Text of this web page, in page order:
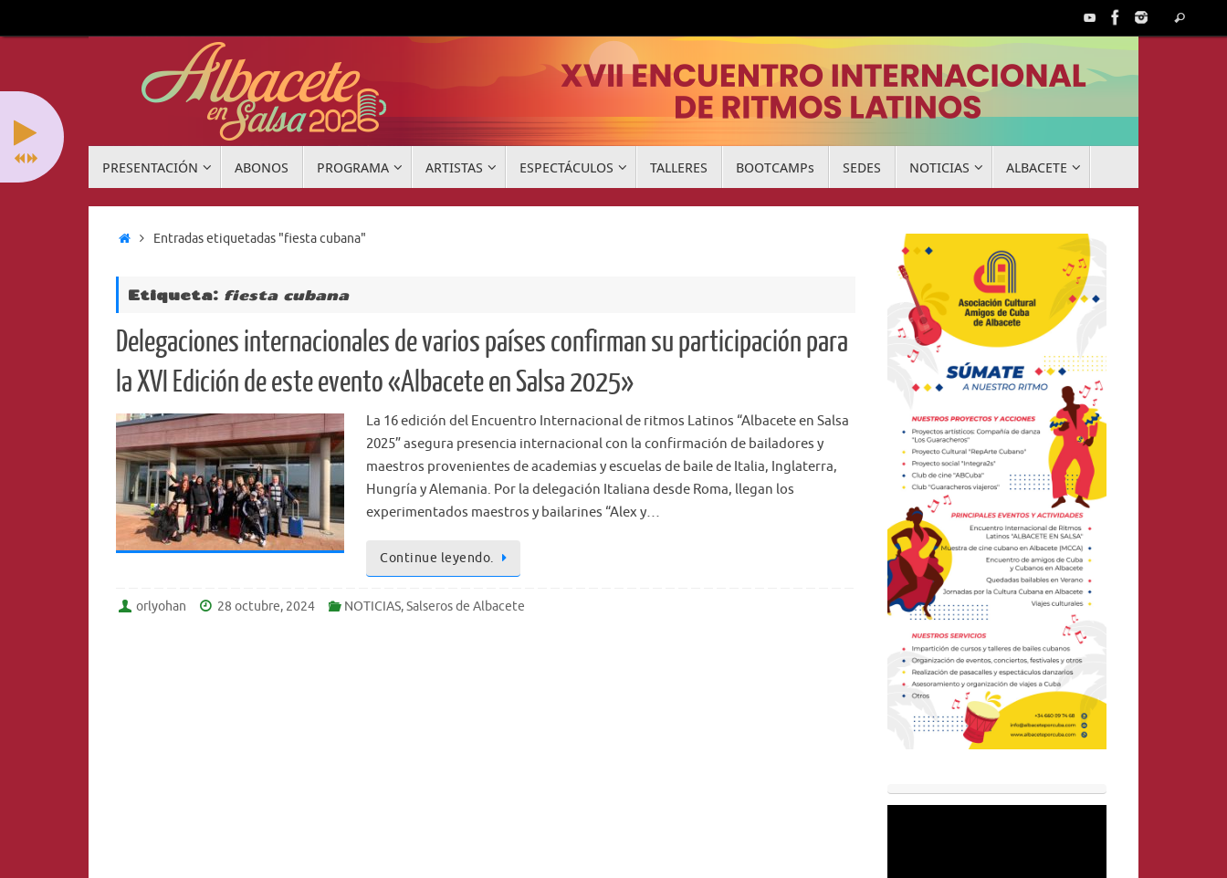
al
para:
Buscar
contenido
PRESENTACIÓN ABONOS PROGRAMA ARTISTAS ESPECTÁCULOS TALLERES BOOTCAMPs SEDES NOTICIAS ALBACETE
InicioEntradas etiquetadas "fiesta cubana"
Etiqueta: fiesta cubana
Delegaciones internacionales de varios países confirman su participación para
la XVI Edición de este evento «Albacete en Salsa 2025»
La 16 edición del Encuentro Internacional de ritmos Latinos “Albacete en Salsa
2025” asegura presencia internacional con la confirmación de bailadores y
maestros provenientes de academias y escuelas de baile de Italia, Inglaterra,
Hungría y Alemania. Por la delegación Italiana desde Roma, llegan los
experimentados maestros y bailarines “Alex y…
Continue leyendo.
orlyohan 28 octubre, 2024 NOTICIAS,Salseros de Albacete